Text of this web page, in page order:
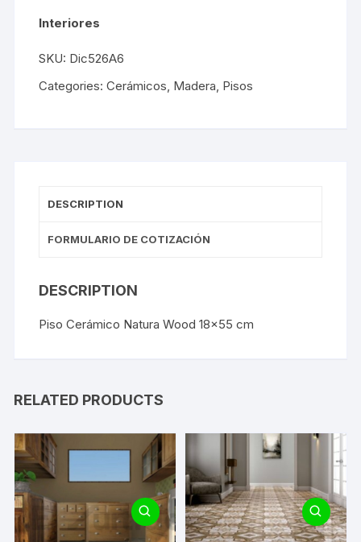
Interiores
SKU: Dic526A6
Categories:Cerámicos, Madera, Pisos
DESCRIPTION
FORMULARIO DE COTIZACIÓN
DESCRIPTION
Piso Cerámico Natura Wood 18×55 cm
RELATED PRODUCTS